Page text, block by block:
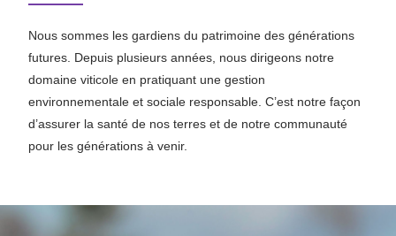
Nous sommes les gardiens du patrimoine des générations
futures. Depuis plusieurs années, nous dirigeons notre
domaine viticole en pratiquant une gestion
environnementale et sociale responsable. C’est notre façon
d’assurer la santé de nos terres et de notre communauté
pour les générations à venir.